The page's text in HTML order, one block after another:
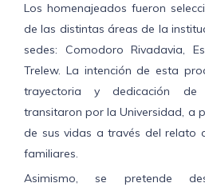
Los homenajeados fueron
de las distintas áreas de la
sedes: Comodoro Rivadavia,
Trelew. La intención de esta
trayectoria y dedicación
transitaron por la Universidad, a
de sus vidas a través del relato
familiares.
Asimismo, se pretende